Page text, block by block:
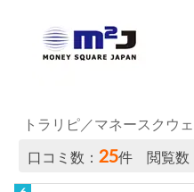
トラリピ／マネースクウ
口コミ数：25件 閲覧数